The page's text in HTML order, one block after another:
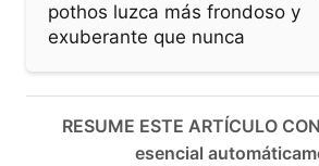
pothos luzca más frondoso y
exuberante que nunca
RESUME ESTE ARTÍCULO
esencial